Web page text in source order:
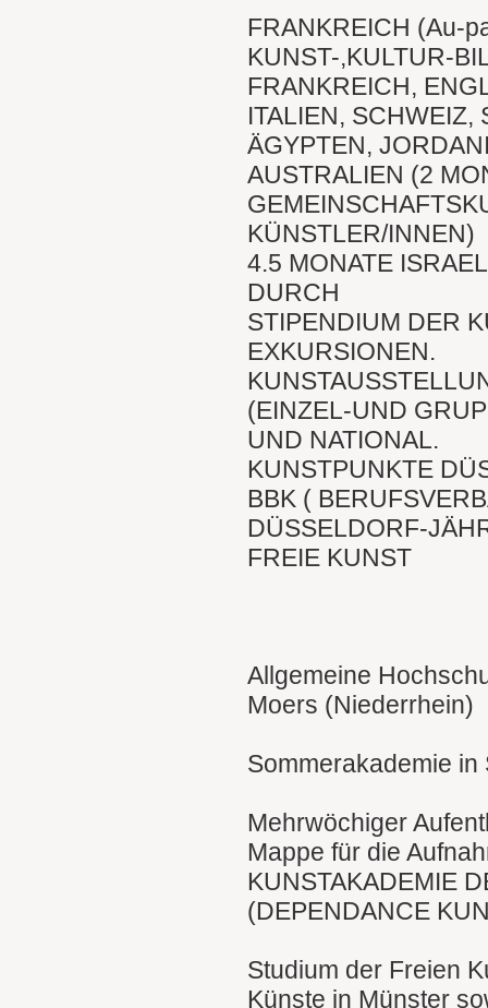
FRANKREICH (Au-
KUNST-,KULTUR-
FRANKREICH,
ITALIEN, SCHWEIZ,
ÄGYPTEN,
AUSTRALIEN (2
KÜNSTLER/INNEN)
4.5 MONATE
DURCH
STIPENDIUM DER
EXKURSIONEN.
(EINZEL-UND
UND NATIONAL.
KUNSTPUNKTE
BBK (
DÜSSELDORF-
FREIE KUNST
Allgemeine
Moers (Niederrhein)
Sommerakademie
Mehrwöchiger
Mappe für die
KUNSTAKADEMIE
(DEPENDANCE
Studium der Freien
Künste in Münster